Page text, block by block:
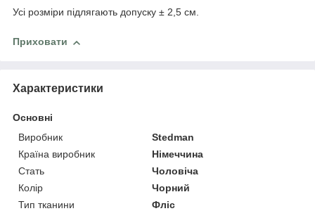
Усі розміри підлягають допуску ± 2,5 см.
Приховати
Характеристики
Основні
Виробник
Stedman
Країна виробник
Німеччина
Стать
Чоловіча
Колір
Чорний
Тип тканини
Фліс